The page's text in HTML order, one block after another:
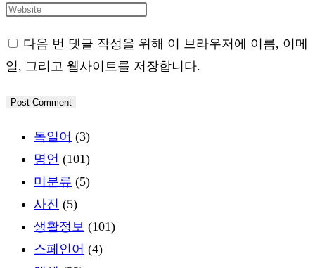
다음 번 댓글 작성을 위해 이 브라우저에 이름, 이메
일, 그리고 웹사이트를 저장합니다.
독일어 (3)
명언 (101)
미분류 (5)
사진 (5)
생활정보 (101)
스페인어 (4)